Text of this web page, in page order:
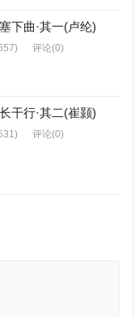
下曲·其一(卢纶)
评论(0)
干行·其二(崔颢)
评论(0)